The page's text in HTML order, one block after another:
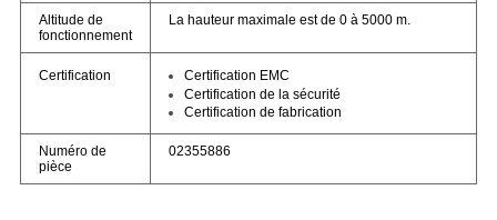
Altitude de
fonctionnement
La hauteur maximale est de 0 à 5000 m.
Certification
Certification EMC
Certification de la sécurité
Certification de fabrication
Numéro de
pièce
02355886